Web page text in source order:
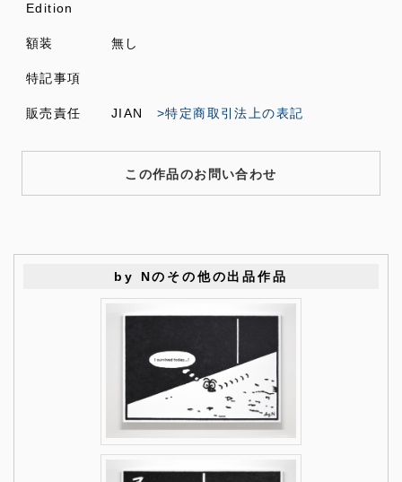
Edition
額装 無し
特記事項
販売責任 JIAN >特定商取引法上の表記
この作品のお問い合わせ
by Nのその他の出品作品